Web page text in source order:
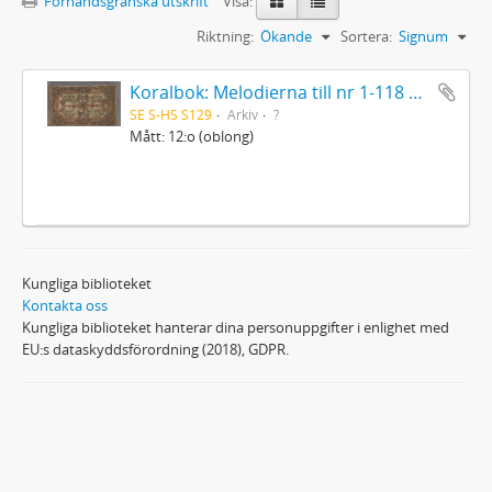
Sortera: Signum
Riktning: Ökande
Koralbok: Melodierna till nr 1-118 uti Gamla Psalmboken, enstämmigt satta
SE S-HS S129 Arkiv ?
Mått: 12:o (oblong)
Kungliga biblioteket
Kontakta oss
Kungliga biblioteket hanterar dina personuppgifter i enlighet med
EU:s dataskyddsförordning (2018), GDPR.